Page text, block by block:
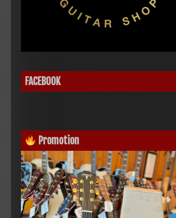
FACEBOOK
Promotion